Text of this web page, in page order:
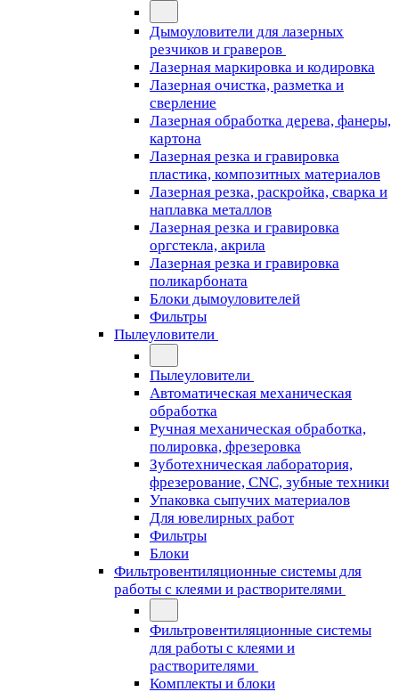
Дымоуловители для лазерных
резчиков и граверов
Лазерная маркировка и кодировка
Лазерная очистка, разметка и
сверление
Лазерная обработка дерева, фанеры,
картона
Лазерная резка и гравировка
пластика, композитных материалов
Лазерная резка, раскройка, сварка и
наплавка металлов
Лазерная резка и гравировка
оргстекла, акрила
Лазерная резка и гравировка
поликарбоната
Блоки дымоуловителей
Фильтры
Пылеуловители
Пылеуловители
Автоматическая механическая
обработка
Ручная механическая обработка,
полировка, фрезеровка
Зуботехническая лаборатория,
фрезерование, CNC, зубные техники
Упаковка сыпучих материалов
Для ювелирных работ
Фильтры
Блоки
Фильтровентиляционные системы для
работы с клеями и растворителями
Фильтровентиляционные системы
для работы с клеями и
растворителями
Комплекты и блоки